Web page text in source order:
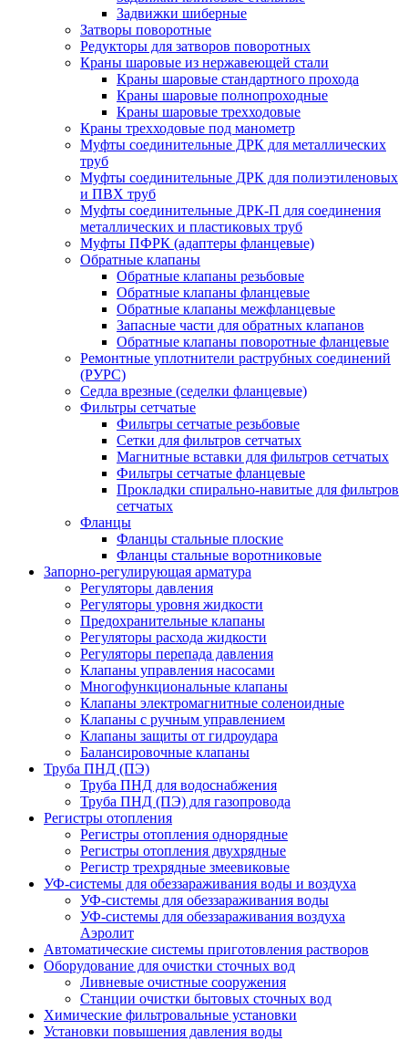
Задвижки шиберные
Затворы поворотные
Редукторы для затворов поворотных
Краны шаровые из нержавеющей стали
Краны шаровые стандартного прохода
Краны шаровые полнопроходные
Краны шаровые трехходовые
Краны трехходовые под манометр
Муфты соединительные ДРК для металлических
труб
Муфты соединительные ДРК для полиэтиленовых
и ПВХ труб
Муфты соединительные ДРК-П для соединения
металлических и пластиковых труб
Муфты ПФРК (адаптеры фланцевые)
Обратные клапаны
Обратные клапаны резьбовые
Обратные клапаны фланцевые
Обратные клапаны межфланцевые
Запасные части для обратных клапанов
Обратные клапаны поворотные фланцевые
Ремонтные уплотнители раструбных соединений
(РУРС)
Седла врезные (седелки фланцевые)
Фильтры сетчатые
Фильтры сетчатые резьбовые
Сетки для фильтров сетчатых
Магнитные вставки для фильтров сетчатых
Фильтры сетчатые фланцевые
Прокладки спирально-навитые для фильтров
сетчатых
Фланцы
Фланцы стальные плоские
Фланцы стальные воротниковые
Запорно-регулирующая арматура
Регуляторы давления
Регуляторы уровня жидкости
Предохранительные клапаны
Регуляторы расхода жидкости
Регуляторы перепада давления
Клапаны управления насосами
Многофункциональные клапаны
Клапаны электромагнитные соленоидные
Клапаны с ручным управлением
Клапаны защиты от гидроудара
Балансировочные клапаны
Труба ПНД (ПЭ)
Труба ПНД для водоснабжения
Труба ПНД (ПЭ) для газопровода
Регистры отопления
Регистры отопления однорядные
Регистры отопления двухрядные
Регистр трехрядные змеевиковые
УФ-системы для обеззараживания воды и воздуха
УФ-системы для обеззараживания воды
УФ-системы для обеззараживания воздуха
Аэролит
Автоматические системы приготовления растворов
Оборудование для очистки сточных вод
Ливневые очистные сооружения
Станции очистки бытовых сточных вод
Химические фильтровальные установки
Установки повышения давления воды